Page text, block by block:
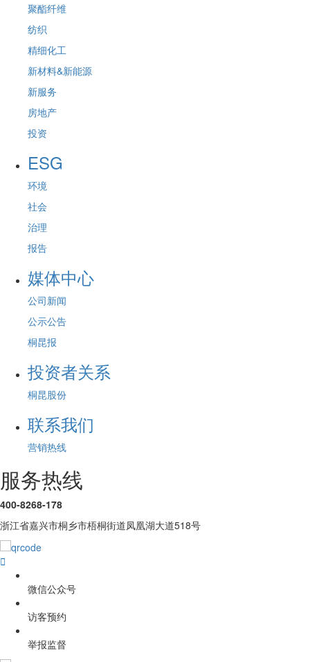
聚酯纤维
纺织
精细化工
新材料&新能源
新服务
房地产
投资
ESG
环境
社会
治理
报告
媒体中心
公司新闻
公示公告
桐昆报
投资者关系
桐昆股份
联系我们
营销热线
服务热线
400-8268-178
浙江省嘉兴市桐乡市梧桐街道凤凰湖大道518号

微信公众号
访客预约
举报监督